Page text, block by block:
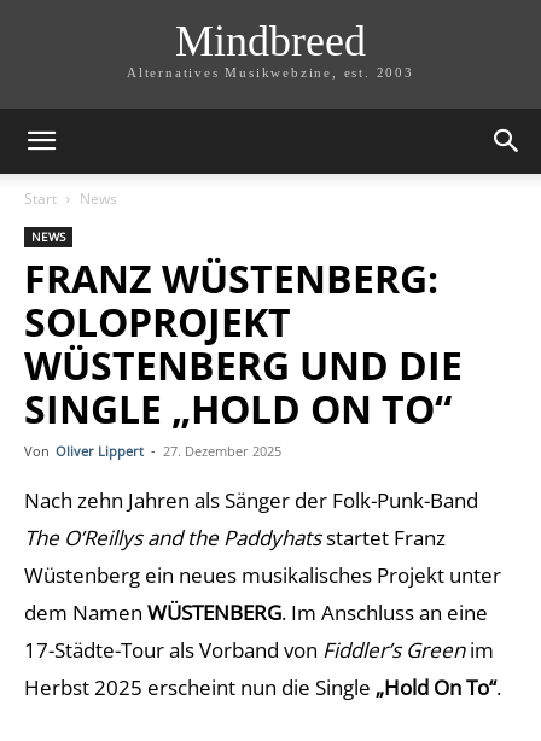
Mindbreed
Alternatives Musikwebzine, est. 2003
Start News
NEWS
FRANZ WÜSTENBERG:
SOLOPROJEKT
WÜSTENBERG UND DIE
SINGLE „HOLD ON TO“
Von Oliver Lippert - 27. Dezember 2025
Nach zehn Jahren als Sänger der Folk-Punk-Band
The O’Reillys and the Paddyhatsstartet Franz
Wüstenberg ein neues musikalisches Projekt unter
dem Namen WÜSTENBERG. Im Anschluss an eine
17-Städte-Tour als Vorband von Fiddler’s Greenim
Herbst 2025 erscheint nun die Single „Hold On To“.